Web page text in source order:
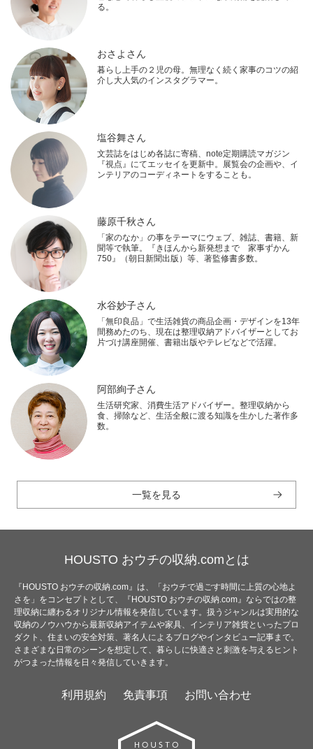
る。
おさよさん
暮らし上手の２児の母。無理なく続く家事のコツの紹
介し大人気のインスタグラマー。
塩谷舞さん
文芸誌をはじめ各誌に寄稿、note定期購読マガジン
『視点』にてエッセイを更新中。展覧会の企画や、イ
ンテリアのコーディネートをすることも。
藤原千秋さん
「家のなか」の事をテーマにウェブ、雑誌、書籍、新
聞等で執筆。『きほんから新発想まで 家事ずかん
750』（朝日新聞出版）等、著監修書多数。
水谷妙子さん
「無印良品」で生活雑貨の商品企画・デザインを13年
間務めたのち、現在は整理収納アドバイザーとしてお
片づけ講座開催、書籍出版やテレビなどで活躍。
阿部絢子さん
生活研究家、消費生活アドバイザー。整理収納から
食、掃除など、生活全般に渡る知識を生かした著作多
数。
一覧を見る
HOUSTO おウチの収納.comとは
『HOUSTO おウチの収納.com』は、「おウチで過ごす時間に上質の心地よ
さを」をコンセプトとして、『HOUSTO おウチの収納.com』ならではの整
理収納に纏わるオリジナル情報を発信しています。扱うジャンルは実用的な
収納のノウハウから最新収納アイテムや家具、インテリア雑貨といったプロ
ダクト、住まいの安全対策、著名人によるブログやインタビュー記事まで。
さまざまな日常のシーンを想定して、暮らしに快適さと刺激を与えるヒント
がつまった情報を日々発信していきます。
利用規約 免責事項 お問い合わせ